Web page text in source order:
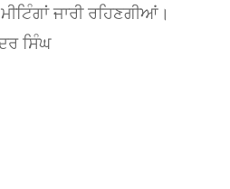
ਜਾਰੀ ਰਹਿਣਗੀਆਂ।
ਸਿੰਘ